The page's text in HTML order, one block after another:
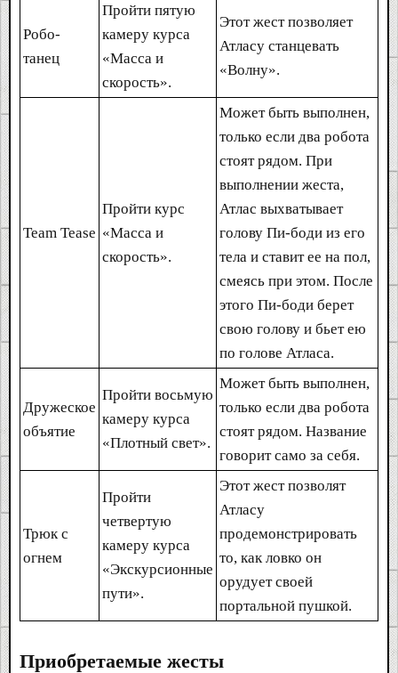
Робо-
танец
Пройти пятую
камеру курса
«Масса и
скорость».
Этот жест позволяет
Атласу станцевать
«Волну».
Team Tease
Пройти курс
«Масса и
скорость».
Может быть выполнен,
только если два робота
стоят рядом. При
выполнении жеста,
Атлас выхватывает
голову Пи-боди из его
тела и ставит ее на пол,
смеясь при этом. После
этого Пи-боди берет
свою голову и бьет ею
по голове Атласа.
Дружеское
объятие
Пройти восьмую
камеру курса
«Плотный свет».
Может быть выполнен,
только если два робота
стоят рядом. Название
говорит само за себя.
Трюк с
огнем
Пройти
четвертую
камеру курса
«Экскурсионные
пути».
Этот жест позволят
Атласу
продемонстрировать
то, как ловко он
орудует своей
портальной пушкой.
Приобретаемые жесты